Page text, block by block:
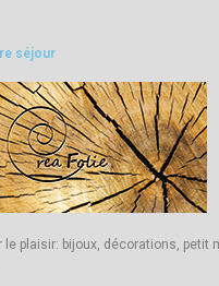
séjour
le plaisir: bijoux, décorations, petit